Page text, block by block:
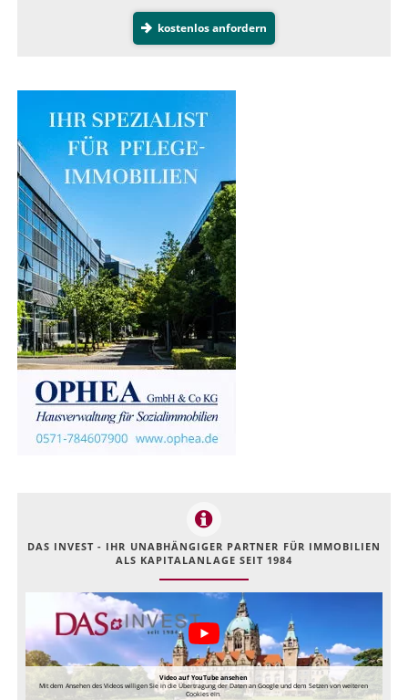
kostenlos anfordern
DAS INVEST - IHR UNABHÄNGIGER PARTNER FÜR IMMOBILIEN
ALS KAPITALANLAGE SEIT 1984
Video auf YouTube ansehen
Mit dem Ansehen des Videos willigen Sie in die Übertragung der Daten an Google und dem Setzen von weiteren
Cookies ein.